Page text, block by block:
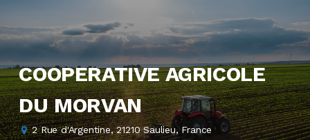
COOPERATIVE AGRICOLE
DU MORVAN
2 Rue d'Argentine, 21210 Saulieu, France